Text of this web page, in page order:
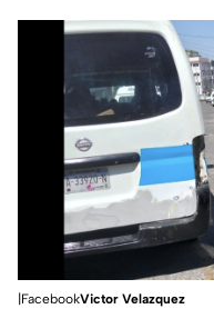
|FacebookVictor Velazquez